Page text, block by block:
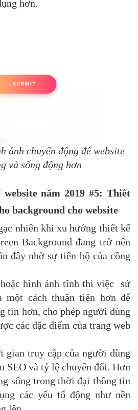
hơn.
ảnh chuyển động để website
và sống động hơn
năm 2019 #5: Thiết
background cho website
nhiên khi xu hướng thiết kế
Background đang trở nên
đây nhờ sự tiến bộ của công
hình ảnh tĩnh thì việc sử
một cách thuận tiện hơn để
tin hơn, cho phép người dùng
các đặc điểm của trang web
gian truy cập của người dùng
SEO và tỷ lệ chuyển đổi. Hơn
sống trong thời đại thông tin
các yếu tố động như nền